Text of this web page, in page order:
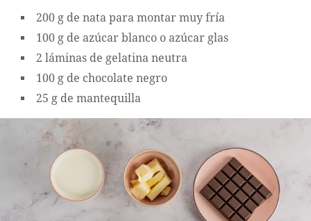
200 g de nata para montar muy fría
100 g de azúcar blanco o azúcar glas
2 láminas de gelatina neutra
100 g de chocolate negro
25 g de mantequilla